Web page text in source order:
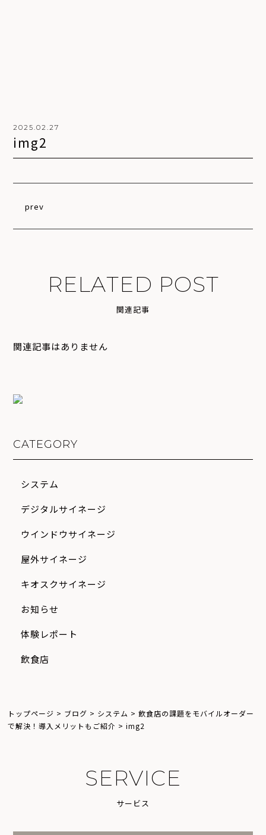
2025.02.27
i mg2
prev
RELATED POST
関 連記事
関連記事はありません
CATEGORY
システム
デジタルサイネージ
ウインドウサイネージ
屋外サイネージ
キオスクサイネージ
お知らせ
体験レポート
飲食店
トップページ > ブログ > システム >飲食店の課題をモバイルオーダー
で解決！導入メリットもご紹介 >img2
SERVICE
サー ビ ス